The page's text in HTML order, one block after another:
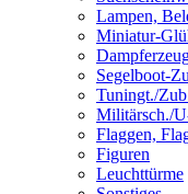
Lampen,
Miniatur-
Segelboot-
Tuningt./
Militärsch./
Flaggen,
Figuren
Leuchttürme